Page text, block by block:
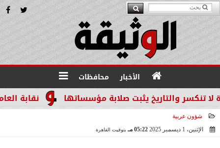
الأخبار محافظات
نقابة والتاريخ يثبت صلابة مؤسساتها
شؤون عربية
الإثنين، 1 ديسمبر 2025
05:22 مـ بتوقيت القاهرة